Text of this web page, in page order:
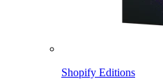
Shopify Editions